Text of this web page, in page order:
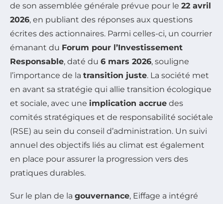
de son assemblée générale prévue pour le 22 avril
2026, en publiant des réponses aux questions
écrites des actionnaires. Parmi celles-ci, un courrier
émanant du Forum pour l’Investissement
Responsable, daté du 6 mars 2026, souligne
l’importance de la transition juste. La société met
en avant sa stratégie qui allie transition écologique
et sociale, avec une implication accrue des
comités stratégiques et de responsabilité sociétale
(RSE) au sein du conseil d’administration. Un suivi
annuel des objectifs liés au climat est également
en place pour assurer la progression vers des
pratiques durables.
Sur le plan de la gouvernance, Eiffage a intégré